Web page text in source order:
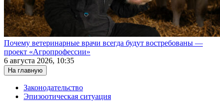
Почему ветеринарные врачи всегда будут востребованы —
проект «Агропрофессии»
6 августа 2026, 10:35
На главную
Законодательство
Эпизоотическая ситуация